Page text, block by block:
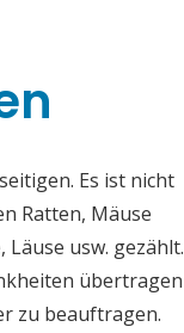
Es ist nicht
Ratten, Mäuse
Läuse usw. gezählt.
übertragen
zu beauftragen.